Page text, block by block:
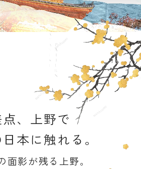
、上野で
本に触れる。
面影が残る上野。